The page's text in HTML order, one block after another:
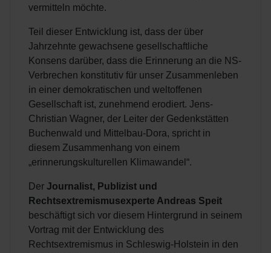
vermitteln möchte.
Teil dieser Entwicklung ist, dass der über
Jahrzehnte gewachsene gesellschaftliche
Konsens darüber, dass die Erinnerung an die NS-
Verbrechen konstitutiv für unser Zusammenleben
in einer demokratischen und weltoffenen
Gesellschaft ist, zunehmend erodiert. Jens-
Christian Wagner, der Leiter der Gedenkstätten
Buchenwald und Mittelbau-Dora, spricht in
diesem Zusammenhang von einem
„erinnerungskulturellen Klimawandel“.
Der Journalist, Publizist und
Rechtsextremismusexperte Andreas Speit
beschäftigt sich vor diesem Hintergrund in seinem
Vortrag mit der Entwicklung des
Rechtsextremismus in Schleswig-Holstein in den